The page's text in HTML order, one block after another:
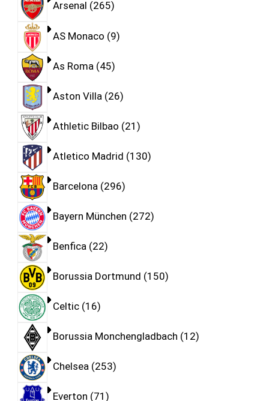
Arsenal 265
AS Monaco 9
As Roma 45
Aston Villa 26
Athletic Bilbao 21
Atletico Madrid 130
Barcelona 296
Bayern München 272
Benfica 22
Borussia Dortmund 150
Celtic 16
Borussia Monchengladbach 12
Chelsea 253
Everton 71